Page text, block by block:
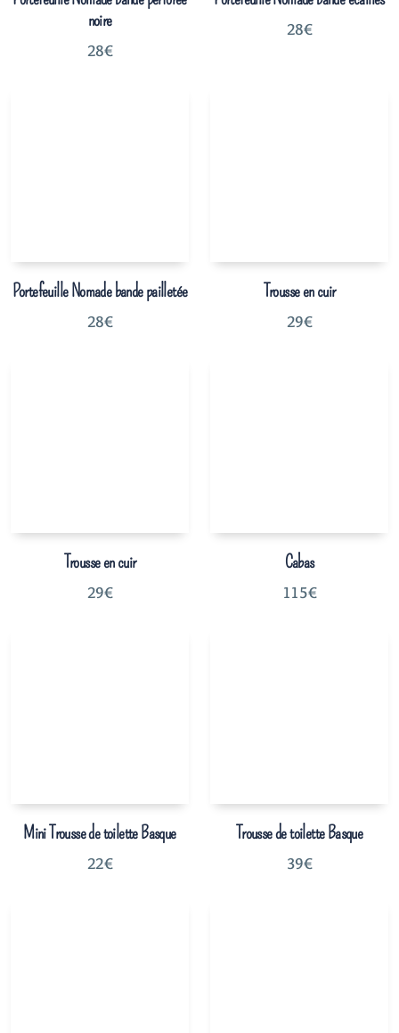
noire
28€
28€
Portefeuille Nomade bande pailletée
28€
Trousse en cuir
29€
Trousse en cuir
29€
Cabas
115€
Mini Trousse de toilette Basque
22€
Trousse de toilette Basque
39€